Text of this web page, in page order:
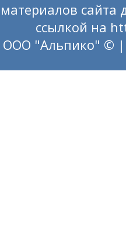
сайта
ссылкой на
ООО "Альпико" © |